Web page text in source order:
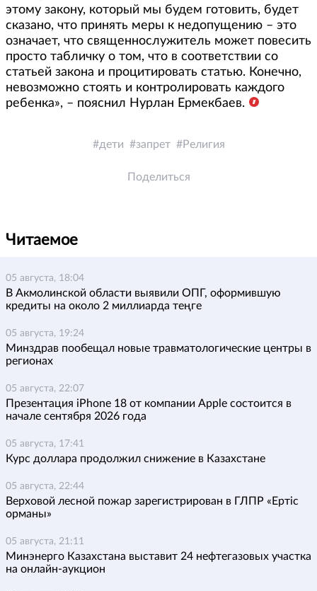
этому закону, который мы будем готовить, будет
сказано, что принять меры к недопущению – это
означает, что священнослужитель может повесить
просто табличку о том, что в соответствии со
статьей закона и процитировать статью. Конечно,
невозможно стоять и контролировать каждого
ребенка», – пояснил Нурлан Ермекбаев.
дети запрет Религия
Поделиться
Читаемое
05 августа, 18:04
В Акмолинской области выявили ОПГ, оформившую
кредиты на около 2 миллиарда теңге
05 августа, 19:24
Минздрав пообещал новые травматологические центры в
регионах
05 августа, 22:07
Презентация iPhone 18 от компании Apple состоится в
начале сентября 2026 года
05 августа, 17:41
Курс доллара продолжил снижение в Казахстане
05 августа, 22:44
Верховой лесной пожар зарегистрирован в ГЛПР «Ертіс
орманы»
05 августа, 21:11
Минэнерго Казахстана выставит 24 нефтегазовых участка
на онлайн-аукцион